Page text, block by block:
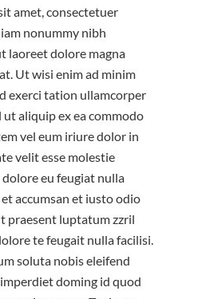
amet, consectetuer
nonummy nibh
laoreet dolore magna
Ut wisi enim ad minim
exerci tation ullamcorper
aliquip ex ea commodo
vel eum iriure dolor in
velit esse molestie
eu feugiat nulla
accumsan et iusto odio
praesent luptatum zzril
te feugait nulla facilisi.
soluta nobis eleifend
doming id quod